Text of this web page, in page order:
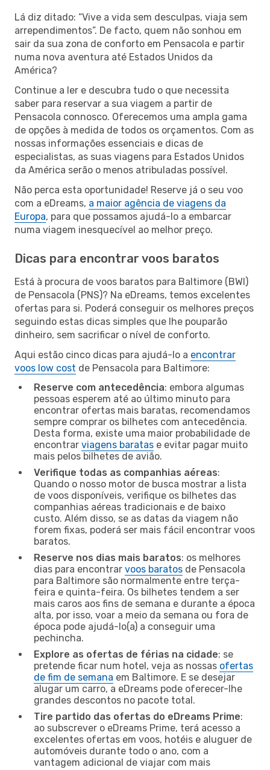
Lá diz ditado: “Vive a vida sem desculpas, viaja sem
arrependimentos”. De facto, quem não sonhou em
sair da sua zona de conforto em Pensacola e partir
numa nova aventura até Estados Unidos da
América?
Continue a ler e descubra tudo o que necessita
saber para reservar a sua viagem a partir de
Pensacola connosco. Oferecemos uma ampla gama
de opções à medida de todos os orçamentos. Com as
nossas informações essenciais e dicas de
especialistas, as suas viagens para Estados Unidos
da América serão o menos atribuladas possível.
Não perca esta oportunidade! Reserve já o seu voo
com a eDreams, a maior agência de viagens da
Europa, para que possamos ajudá-lo a embarcar
numa viagem inesquecível ao melhor preço.
Dicas para encontrar voos baratos
Está à procura de voos baratos para Baltimore (BWI)
de Pensacola (PNS)? Na eDreams, temos excelentes
ofertas para si. Poderá conseguir os melhores preços
seguindo estas dicas simples que lhe pouparão
dinheiro, sem sacrificar o nível de conforto.
Aqui estão cinco dicas para ajudá-lo a encontrar
voos low cost de Pensacola para Baltimore:
Reserve com antecedência: embora algumas
pessoas esperem até ao último minuto para
encontrar ofertas mais baratas, recomendamos
sempre comprar os bilhetes com antecedência.
Desta forma, existe uma maior probabilidade de
encontrar viagens baratas e evitar pagar muito
mais pelos bilhetes de avião.
Verifique todas as companhias aéreas:
Quando o nosso motor de busca mostrar a lista
de voos disponíveis, verifique os bilhetes das
companhias aéreas tradicionais e de baixo
custo. Além disso, se as datas da viagem não
forem fixas, poderá ser mais fácil encontrar voos
baratos.
Reserve nos dias mais baratos: os melhores
dias para encontrar voos baratos de Pensacola
para Baltimore são normalmente entre terça-
feira e quinta-feira. Os bilhetes tendem a ser
mais caros aos fins de semana e durante a época
alta, por isso, voar a meio da semana ou fora de
época pode ajudá-lo(a) a conseguir uma
pechincha.
Explore as ofertas de férias na cidade: se
pretende ficar num hotel, veja as nossas ofertas
de fim de semana em Baltimore. E se desejar
alugar um carro, a eDreams pode oferecer-lhe
grandes descontos no pacote total.
Tire partido das ofertas do eDreams Prime:
ao subscrever o eDreams Prime, terá acesso a
excelentes ofertas em voos, hotéis e aluguer de
automóveis durante todo o ano, com a
vantagem adicional de viajar com mais